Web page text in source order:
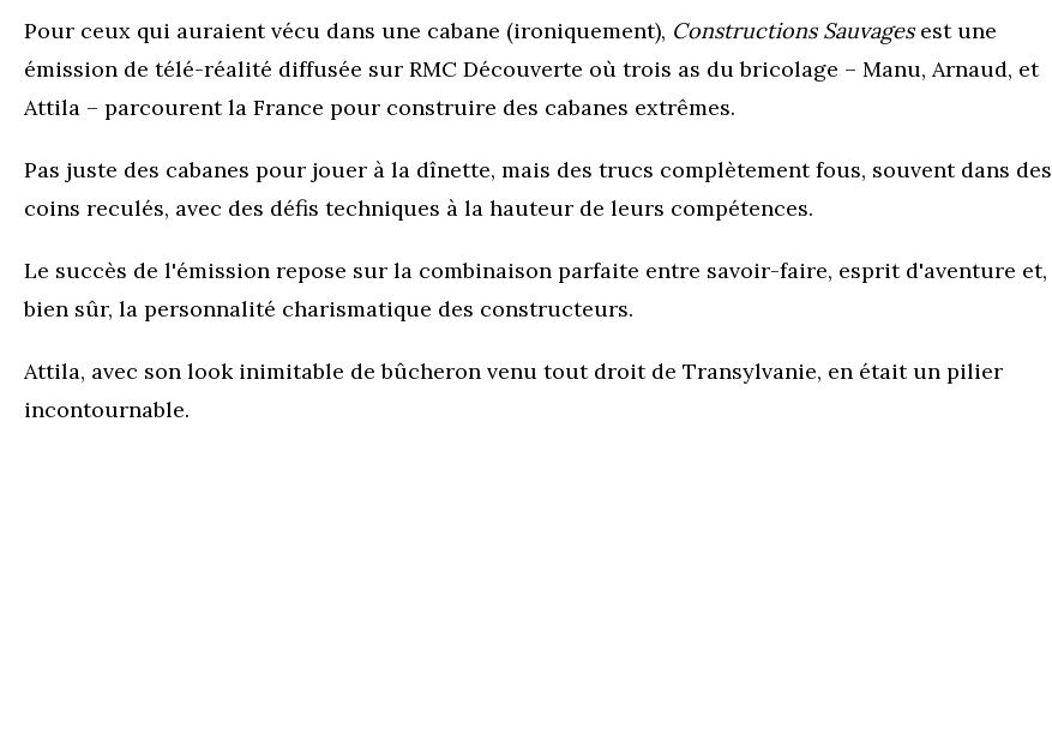
Pour ceux qui auraient vécu dans une cabane (ironiquement), Constructions Sauvagesest une
émission de télé-réalité diffusée sur RMC Découverte où trois as du bricolage – Manu, Arnaud, et
Attila – parcourent la France pour construire des cabanes extrêmes.
Pas juste des cabanes pour jouer à la dînette, mais des trucs complètement fous, souvent dans des
coins reculés, avec des défis techniques à la hauteur de leurs compétences.
Le succès de l'émission repose sur la combinaison parfaite entre savoir-faire, esprit d'aventure et,
bien sûr, la personnalité charismatique des constructeurs.
Attila, avec son look inimitable de bûcheron venu tout droit de Transylvanie, en était un pilier
incontournable.